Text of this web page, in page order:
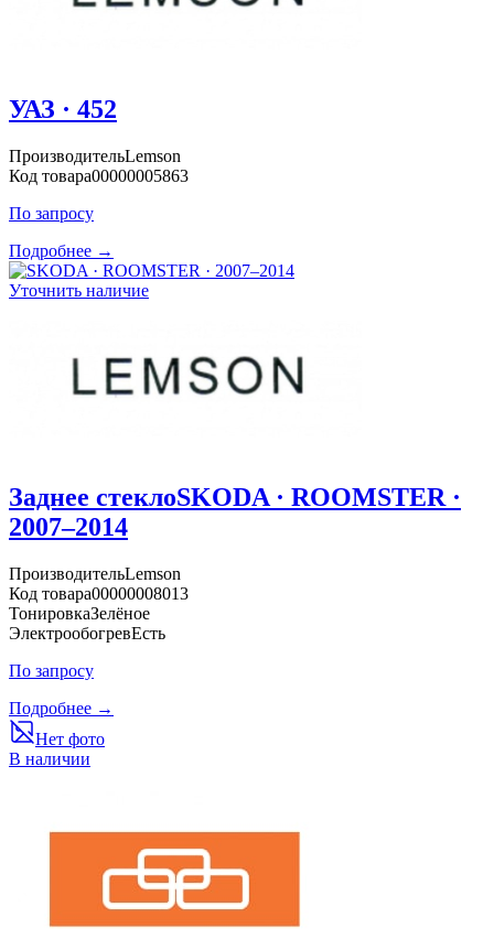
УАЗ · 452
ПроизводительLemson
Код товара00000005863
По запросу
Подробнее →
Уточнить наличие
Заднее стеклоSKODA · ROOMSTER ·
2007–2014
ПроизводительLemson
Код товара00000008013
ТонировкаЗелёное
ЭлектрообогревЕсть
По запросу
Подробнее →
Нет фото
В наличии